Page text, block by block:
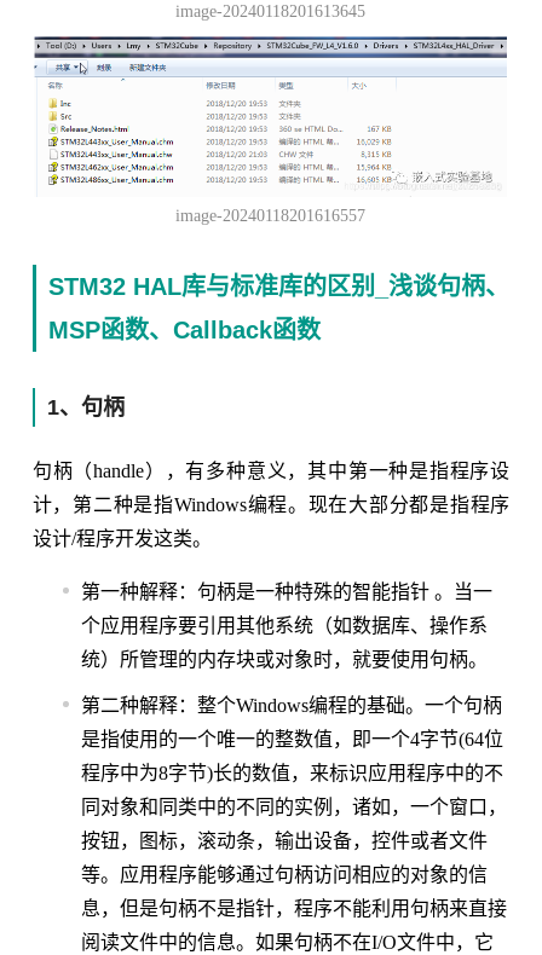
image-20240118201613645
image-20240118201616557
STM32 HAL库与标准库的区别_浅谈句柄、
MSP函数、Callback函数
1、句柄
句柄（handle），有多种意义，其中第一种是指程序设
计，第二种是指Windows编程。现在大部分都是指程序
设计/程序开发这类。
第一种解释：句柄是一种特殊的智能指针 。当一
个应用程序要引用其他系统（如数据库、操作系
统）所管理的内存块或对象时，就要使用句柄。
第二种解释：整个Windows编程的基础。一个句柄
是指使用的一个唯一的整数值，即一个4字节(64位
程序中为8字节)长的数值，来标识应用程序中的不
同对象和同类中的不同的实例，诸如，一个窗口，
按钮，图标，滚动条，输出设备，控件或者文件
等。应用程序能够通过句柄访问相应的对象的信
息，但是句柄不是指针，程序不能利用句柄来直接
阅读文件中的信息。如果句柄不在I/O文件中，它